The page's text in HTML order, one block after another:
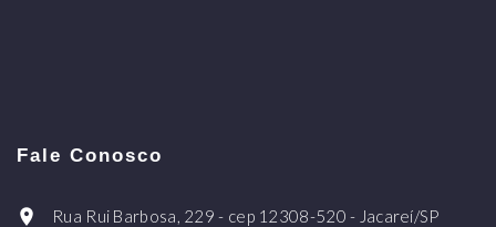
Fale Conosco
Rua Rui Barbosa, 229 - cep 12308-520 - Jacareí/SP